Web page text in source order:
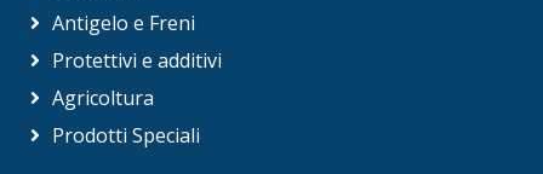
Antigelo e Freni
Protettivi e additivi
Agricoltura
Prodotti Speciali